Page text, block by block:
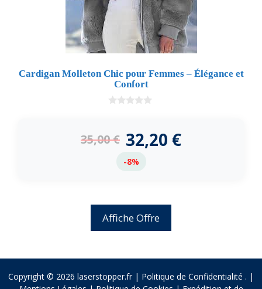
Cardigan Molleton Chic pour Femmes – Élégance et
Confort
5
35,00€ 32,20 €
-8%
Affiche Offre
Copyright © 2026 laserstopper.fr | Politique de Confidentialité . |